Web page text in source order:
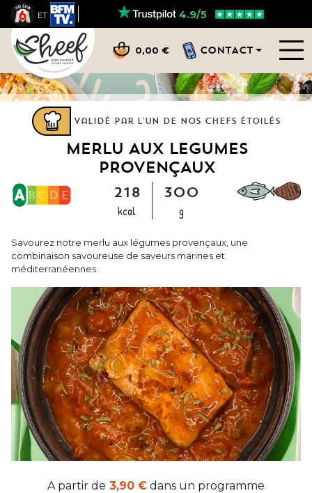
ET 4.9/5
0,00 € CONTACT
Validé par l'un de nos chefs étoilés
MERLU AUX LÉGUMES
PROVENÇAUX
218
kcal
300
g
Savourez notre merlu aux légumes provençaux, une
combinaison savoureuse de saveurs marines et
méditerranéennes.
A partir de 3,90 € dans un programme